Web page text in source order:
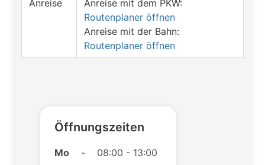
Anreise
Anreise mit dem PKW:
Routenplaner öffnen
Anreise mit der Bahn:
Routenplaner öffnen
Öffnungszeiten
Mo -
08:00 - 13:00